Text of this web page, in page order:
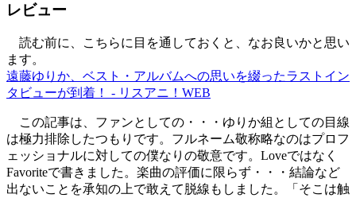
レビュー
読む前に、こちらに目を通しておくと、なお良いかと思い
ます。
遠藤ゆりか、ベスト・アルバムへの思いを綴ったラストイン
タビューが到着！ - リスアニ！WEB
この記事は、ファンとしての・・・ゆりか組としての目線
は極力排除したつもりです。フルネーム敬称略なのはプロフ
ェッショナルに対しての僕なりの敬意です。Loveではなく
Favoriteで書きました。楽曲の評価に限らず・・・結論など
出ないことを承知の上で敢えて脱線もしました。「そこは触